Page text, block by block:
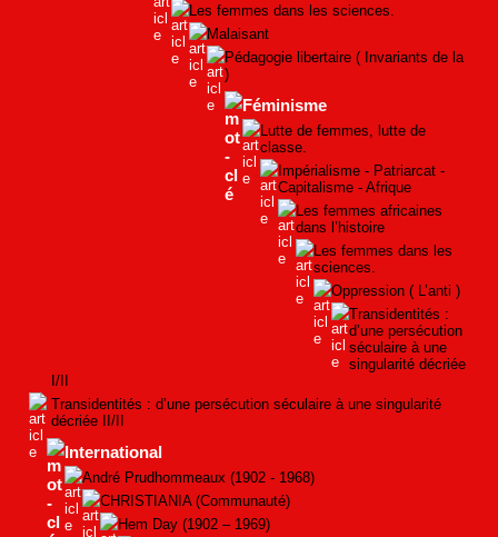
Les femmes dans les sciences.
Malaisant
Pédagogie libertaire ( Invariants de la
)
Féminisme
Lutte de femmes, lutte de
classe.
Impérialisme - Patriarcat -
Capitalisme - Afrique
Les femmes africaines
dans l’histoire
Les femmes dans les
sciences.
Oppression ( L’anti )
Transidentités :
d’une persécution
séculaire à une
singularité décriée
I/II
Transidentités : d’une persécution séculaire à une singularité
décriée II/II
International
André Prudhommeaux (1902 - 1968)
CHRISTIANIA (Communauté)
Hem Day (1902 – 1969)